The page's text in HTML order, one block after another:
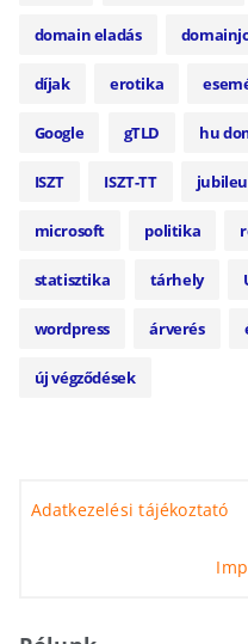
domain eladás
díjak erotika
Google gTLD hu
ISZT ISZT-TT
microsoft politika
statisztika tárhely
wordpress árverés
új végződések
Adatkezelési tájékoztató